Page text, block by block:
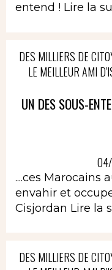
entend ! Lire la
DES MILLIERS DE
LE MEILLEUR AMI
UN DES SOUS-
....ces Marocains
envahir et
Cisjordan Lire la
DES MILLIERS DE